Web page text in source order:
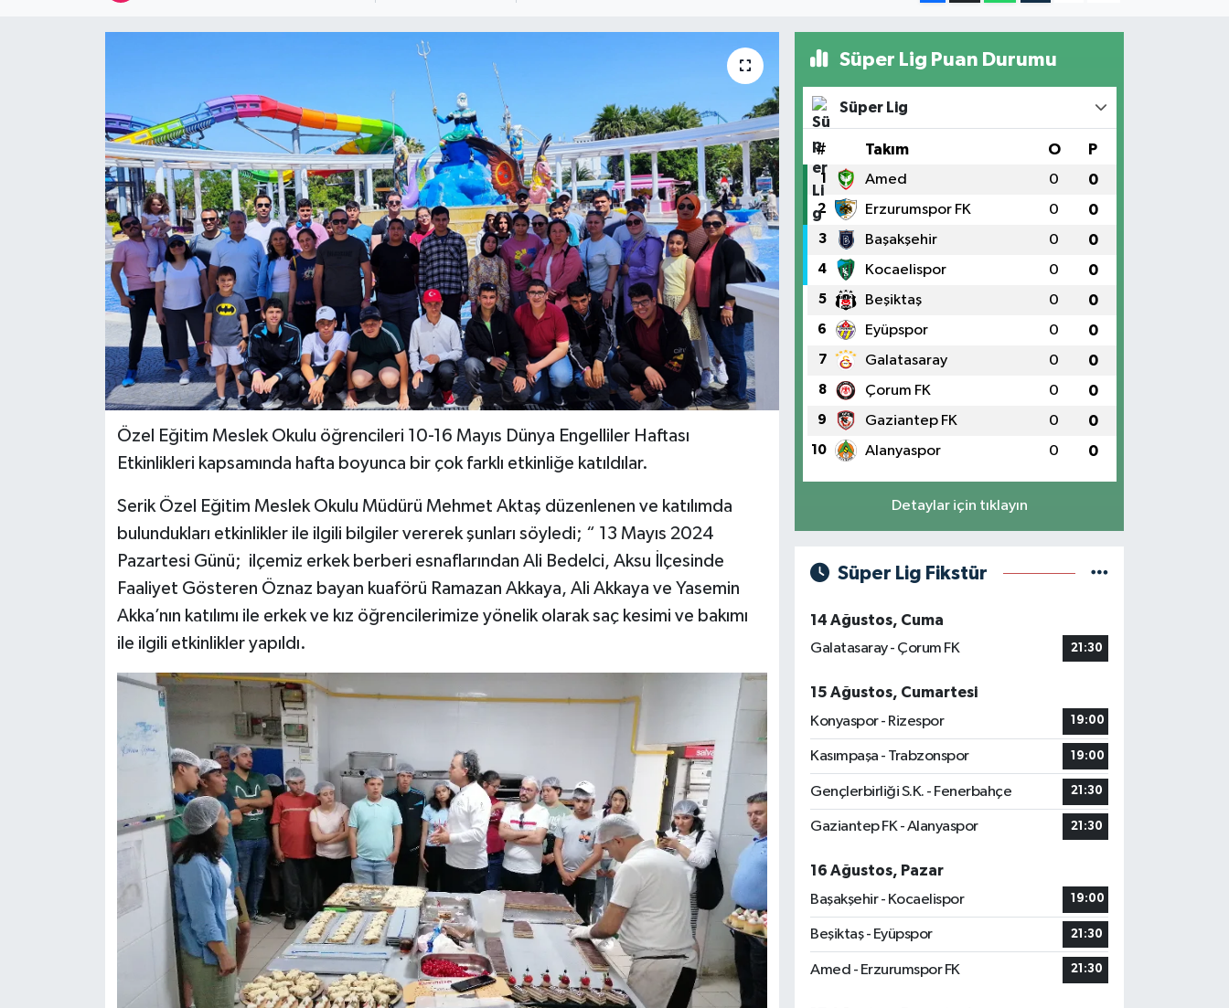
Özel Eğitim Meslek Okulu öğrencileri 10-16 Mayıs Dünya Engelliler Haftası
Etkinlikleri kapsamında hafta boyunca bir çok farklı etkinliğe katıldılar.
Serik Özel Eğitim Meslek Okulu Müdürü Mehmet Aktaş düzenlenen ve katılımda
bulundukları etkinlikler ile ilgili bilgiler vererek şunları söyledi; “ 13 Mayıs 2024
Pazartesi Günü; ilçemiz erkek berberi esnaflarından Ali Bedelci, Aksu İlçesinde
Faaliyet Gösteren Öznaz bayan kuaförü Ramazan Akkaya, Ali Akkaya ve Yasemin
Akka’nın katılımı ile erkek ve kız öğrencilerimize yönelik olarak saç kesimi ve bakımı
ile ilgili etkinlikler yapıldı.
Süper Lig Puan Durumu
Süper Lig
# Takım O P
1 Amed 0 0
2 Erzurumspor FK 0 0
3 Başakşehir 0 0
4 Kocaelispor 0 0
5 Beşiktaş 0 0
6 Eyüpspor 0 0
7 Galatasaray 0 0
8 Çorum FK 0 0
9 Gaziantep FK 0 0
10 Alanyaspor 0 0
Detaylar için tıklayın
Süper Lig Fikstür
14 Ağustos, Cuma
Galatasaray - Çorum FK
21:30
15 Ağustos, Cumartesi
Konyaspor - Rizespor
19:00
Kasımpaşa - Trabzonspor 19:00
Gençlerbirliği S.K. - Fenerbahçe 21:30
Gaziantep FK - Alanyaspor 21:30
16 Ağustos, Pazar
Başakşehir - Kocaelispor
19:00
Beşiktaş - Eyüpspor 21:30
Amed - Erzurumspor FK 21:30